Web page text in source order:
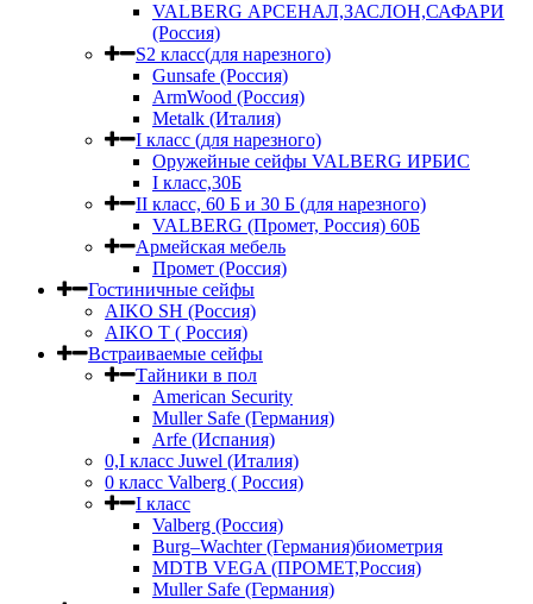
VALBERG АРСЕНАЛ,ЗАСЛОН,САФАРИ
(Россия)
S2 класс(для нарезного)
Gunsafe (Россия)
ArmWood (Россия)
Metalk (Италия)
I класс (для нарезного)
Оружейные сейфы VALBERG ИРБИС
I класс,30Б
II класс, 60 Б и 30 Б (для нарезного)
VALBERG (Промет, Россия) 60Б
Армейская мебель
Промет (Россия)
Гостиничные сейфы
AIKO SH (Россия)
AIKO Т ( Россия)
Встраиваемые сейфы
Тайники в пол
American Security
Muller Safe (Германия)
Arfe (Испания)
0,I класс Juwel (Италия)
0 класс Valberg ( Россия)
I класс
Valberg (Россия)
Burg–Wachter (Германия)биометрия
MDTB VEGA (ПРОМЕТ,Россия)
Muller Safe (Германия)